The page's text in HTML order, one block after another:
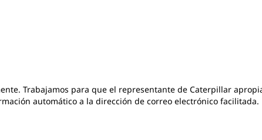
Trabajamos para que el representante de Caterpillar
automático a la dirección de correo electrónico facilitada.